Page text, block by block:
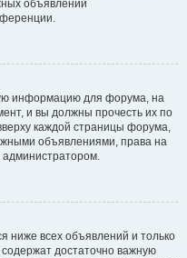
объявлений
информацию для форума, на
и вы должны прочесть их по
каждой страницы форума,
объявлениями, права на
ниже всех объявлений и только
достаточно важную